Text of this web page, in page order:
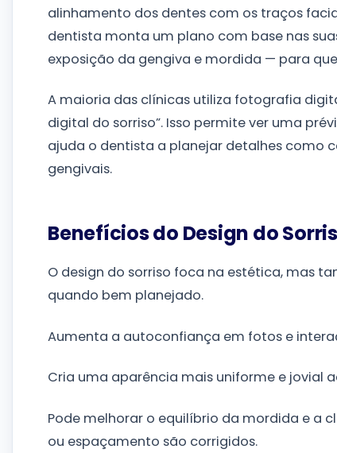
alinhamento dos dentes com os traços
dentista monta um plano com base nas
exposição da gengiva e mordida — para
A maioria das clínicas utiliza fotografia
digital do sorriso”. Isso permite ver uma
ajuda o dentista a planejar detalhes como
gengivais.
Benefícios do Design do
O design do sorriso foca na estética, mas
quando bem planejado.
Aumenta a autoconfiança em fotos e
Cria uma aparência mais uniforme e jovial
Pode melhorar o equilíbrio da mordida e a
ou espaçamento são corrigidos.